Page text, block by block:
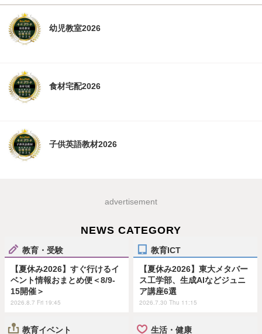
幼児教室2026
食材宅配2026
子供英語教材2026
advertisement
NEWS CATEGORY
教育・受験
【夏休み2026】すぐ行けるイ
ベント情報おまとめ便＜8/9-
15開催＞
2026.8.7 Fri 19:45
教育ICT
【夏休み2026】東大メタバー
ス工学部、生成AIなどジュニ
ア講座6選
2026.7.30 Thu 11:15
教育イベント 生活・健康